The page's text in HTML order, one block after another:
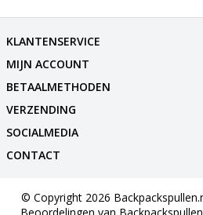
KLANTENSERVICE
MIJN ACCOUNT
BETAALMETHODEN
VERZENDING
SOCIALMEDIA
CONTACT
© Copyright 2026